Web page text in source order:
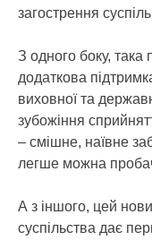
загострення
З одного боку, така
додаткова
виховної та
зубожіння
– смішне, наївне
легше можна
А з іншого, цей
суспільства дає